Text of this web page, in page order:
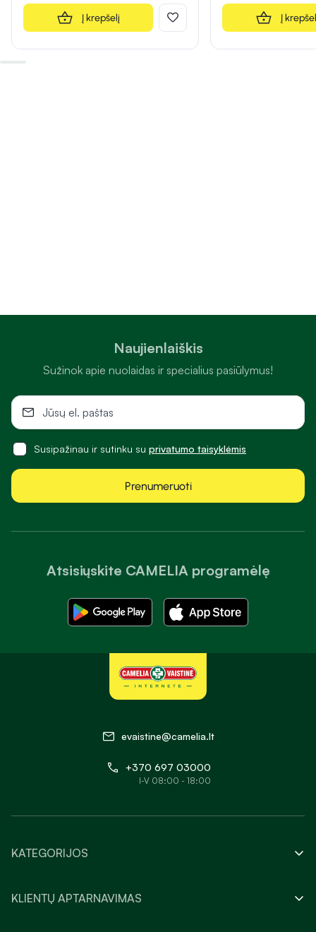
Į krepšelį Į
Atsisiųskite CAMELIA programėlę
Naujienlaiškis
Sužinok apie nuolaidas ir specialius pasiūlymus!
Susipažinau ir sutinku su privatumo taisyklėmis
Prenumeruoti
evaistine@camelia.lt
+370 697 03000
I-V 08:00 - 18:00
KATEGORIJOS
KLIENTŲ APTARNAVIMAS